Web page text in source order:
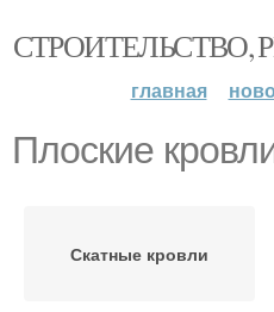
СТРОИТЕЛЬСТВО,
главная
Плоские
Скатные кровли